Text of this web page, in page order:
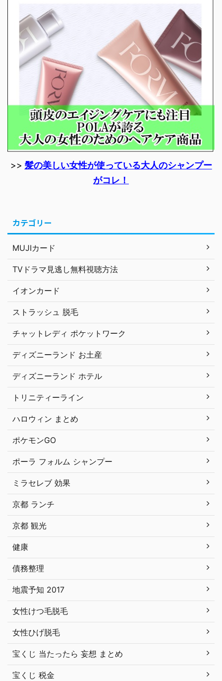
>> 髪の美しい女性が使っている大人のシャンプー
がコレ！
カテゴリー
MUJIカード
TVドラマ見逃し無料視聴方法
イオンカード
ストラッシュ 脱毛
チャットレディ ポケットワーク
ディズニーランド お土産
ディズニーランド ホテル
トリニティーライン
ハロウィン まとめ
ポケモンGO
ポーラ フォルム シャンプー
ミラセレブ 効果
京都 ランチ
京都 観光
健康
債務整理
地震予知 2017
女性けつ毛脱毛
女性ひげ脱毛
宝くじ 当たったら 妄想 まとめ
宝くじ 税金